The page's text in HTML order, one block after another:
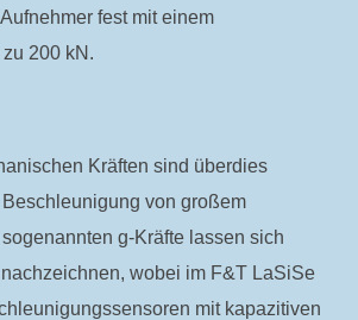
fest mit einem
200 kN.
Kräften sind überdies
von großem
sogenannten g-Kräfte lassen sich
wobei im F&T LaSiSe
mit kapazitiven